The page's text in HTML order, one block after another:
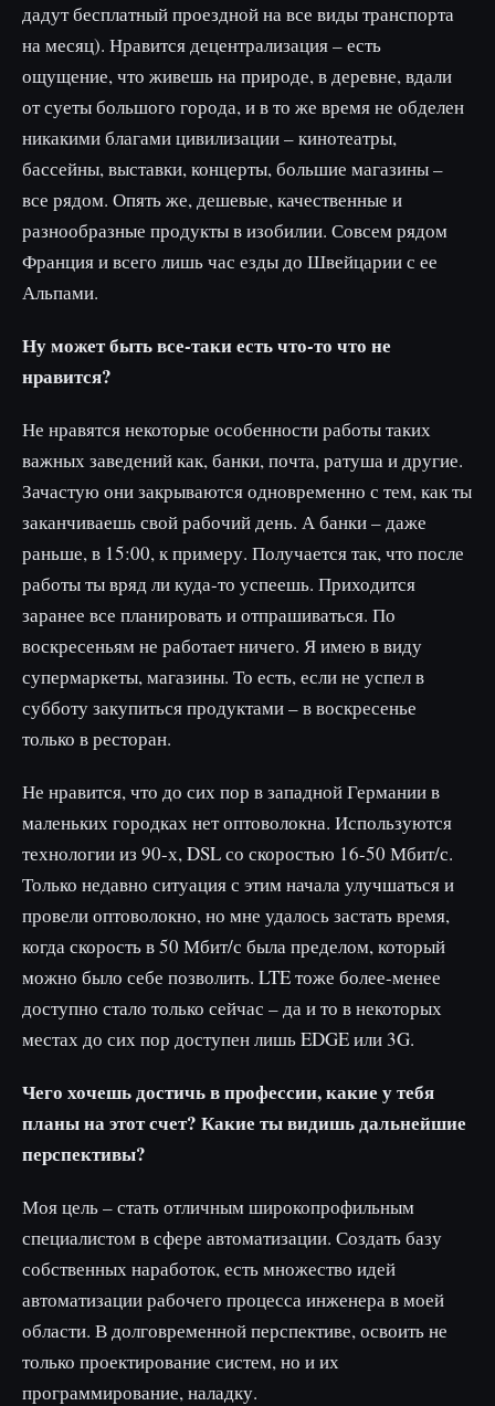
дадут бесплатный проездной на все виды транспорта
на месяц). Нравится децентрализация – есть
ощущение, что живешь на природе, в деревне, вдали
от суеты большого города, и в то же время не обделен
никакими благами цивилизации – кинотеатры,
бассейны, выставки, концерты, большие магазины –
все рядом. Опять же, дешевые, качественные и
разнообразные продукты в изобилии. Совсем рядом
Франция и всего лишь час езды до Швейцарии с ее
Альпами.
Ну может быть все-таки есть что-то что не
нравится?
Не нравятся некоторые особенности работы таких
важных заведений как, банки, почта, ратуша и другие.
Зачастую они закрываются одновременно с тем, как ты
заканчиваешь свой рабочий день. А банки – даже
раньше, в 15:00, к примеру. Получается так, что после
работы ты вряд ли куда-то успеешь. Приходится
заранее все планировать и отпрашиваться. По
воскресеньям не работает ничего. Я имею в виду
супермаркеты, магазины. То есть, если не успел в
субботу закупиться продуктами – в воскресенье
только в ресторан.
Не нравится, что до сих пор в западной Германии в
маленьких городках нет оптоволокна. Используются
технологии из 90-х, DSL со скоростью 16-50 Мбит/с.
Только недавно ситуация с этим начала улучшаться и
провели оптоволокно, но мне удалось застать время,
когда скорость в 50 Мбит/с была пределом, который
можно было себе позволить. LTE тоже более-менее
доступно стало только сейчас – да и то в некоторых
местах до сих пор доступен лишь EDGE или 3G.
Чего хочешь достичь в профессии, какие у тебя
планы на этот счет? Какие ты видишь дальнейшие
перспективы?
Моя цель – стать отличным широкопрофильным
специалистом в сфере автоматизации. Создать базу
собственных наработок, есть множество идей
автоматизации рабочего процесса инженера в моей
области. В долговременной перспективе, освоить не
только проектирование систем, но и их
программирование, наладку.